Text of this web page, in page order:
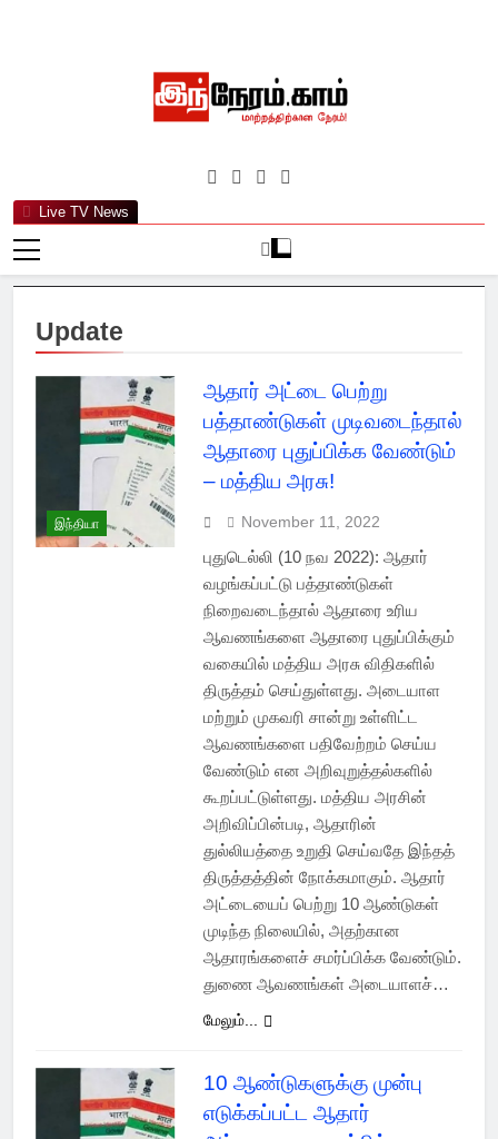
Live TV News
இந்நேரம்.காம்
Update
இந்தியா
ஆதார் அட்டை பெற்று
பத்தாண்டுகள் முடிவடைந்தால்
ஆதாரை புதுப்பிக்க வேண்டும்
– மத்திய அரசு!
November 11, 2022
புதுடெல்லி (10 நவ 2022): ஆதார்
வழங்கப்பட்டு பத்தாண்டுகள்
நிறைவடைந்தால் ஆதாரை உரிய
ஆவணங்களை ஆதாரை புதுப்பிக்கும்
வகையில் மத்திய அரசு விதிகளில்
திருத்தம் செய்துள்ளது. அடையாள
மற்றும் முகவரி சான்று உள்ளிட்ட
ஆவணங்களை பதிவேற்றம் செய்ய
வேண்டும் என அறிவுறுத்தல்களில்
கூறப்பட்டுள்ளது. மத்திய அரசின்
அறிவிப்பின்படி, ஆதாரின்
துல்லியத்தை உறுதி செய்வதே இந்தத்
திருத்தத்தின் நோக்கமாகும். ஆதார்
அட்டையைப் பெற்று 10 ஆண்டுகள்
முடிந்த நிலையில், அதற்கான
ஆதாரங்களைச் சமர்ப்பிக்க வேண்டும்.
துணை ஆவணங்கள் அடையாளச்…
மேலும்...
10 ஆண்டுகளுக்கு முன்பு
எடுக்கப்பட்ட ஆதார்